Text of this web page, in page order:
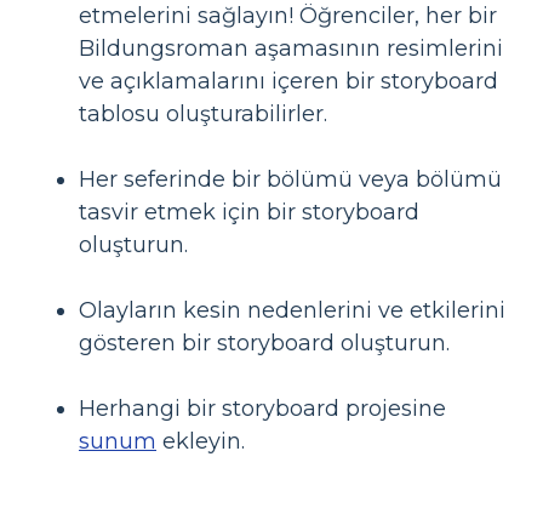
etmelerini sağlayın! Öğrenciler, her bir
Bildungsroman aşamasının resimlerini
ve açıklamalarını içeren bir storyboard
tablosu oluşturabilirler.
Her seferinde bir bölümü veya bölümü
tasvir etmek için bir storyboard
oluşturun.
Olayların kesin nedenlerini ve etkilerini
gösteren bir storyboard oluşturun.
Herhangi bir storyboard projesine
sunum ekleyin.